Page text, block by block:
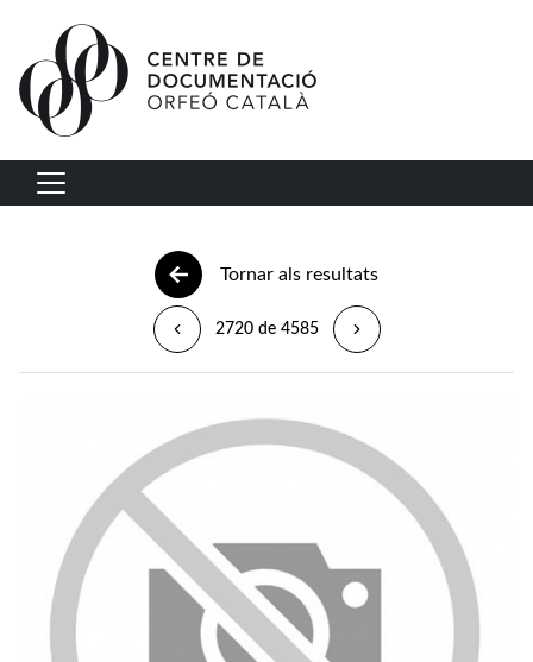
Vés al contingut
Navegació principal
Tornar als resultats
2720 de 4585